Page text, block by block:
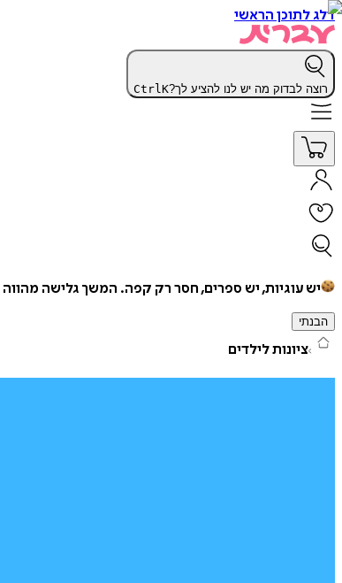
דלג לתוכן הראשי
רוצה לבדוק מה יש לנו להציע לך? CtrlK
יש עוגיות, יש ספרים, חסר רק קפה. המשך גלישה מהווה
הבנתי
ציונות לילדים